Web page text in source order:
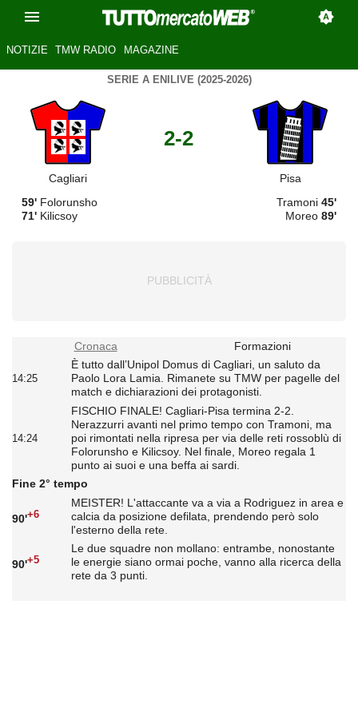
NOTIZIE TMW RADIO MAGAZINE
SERIE A ENILIVE (2025-2026)
Cagliari
2-2
Pisa
59' Folorunsho
71' Kilicsoy
Tramoni 45'
Moreo 89'
Cronaca Formazioni
14:25
È tutto dall’Unipol Domus di Cagliari, un saluto da
Paolo Lora Lamia. Rimanete su TMW per pagelle del
match e dichiarazioni dei protagonisti.
14:24
FISCHIO FINALE! Cagliari-Pisa termina 2-2.
Nerazzurri avanti nel primo tempo con Tramoni, ma
poi rimontati nella ripresa per via delle reti rossoblù di
Folorunsho e Kilicsoy. Nel finale, Moreo regala 1
punto ai suoi e una beffa ai sardi.
Fine 2° tempo
90'+6
MEISTER! L'attaccante va a via a Rodriguez in area e
calcia da posizione defilata, prendendo però solo
l'esterno della rete.
90'+5
Le due squadre non mollano: entrambe, nonostante
le energie siano ormai poche, vanno alla ricerca della
rete da 3 punti.